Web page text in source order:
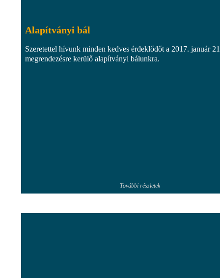
Alapítványi bál
Szeretettel hívunk minden kedves érdeklődőt a 2017. január
megrendezésre kerülő alapítványi bálunkra.
További részletek